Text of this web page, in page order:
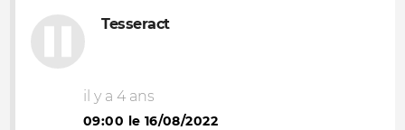
Tesseract
il y a 4 ans
09:00 le 16/08/2022